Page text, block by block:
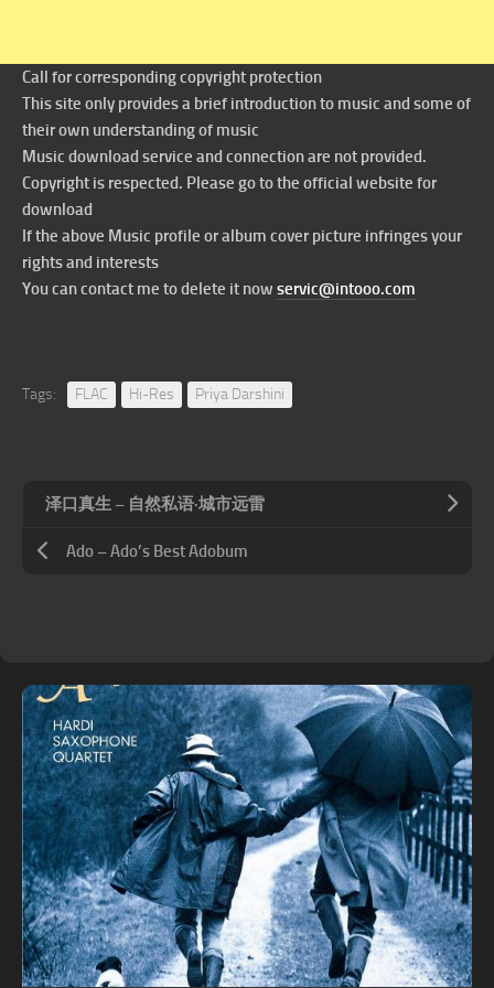
Call for corresponding copyright protection
This site only provides a brief introduction to music and some of
their own understanding of music
Music download service and connection are not provided.
Copyright is respected. Please go to the official website for
download
If the above Music profile or album cover picture infringes your
rights and interests
You can contact me to delete it now servic@intooo.com
Tags: FLAC Hi-Res Priya Darshini
泽口真生 – 自然私语·城市远雷
Ado – Ado’s Best Adobum